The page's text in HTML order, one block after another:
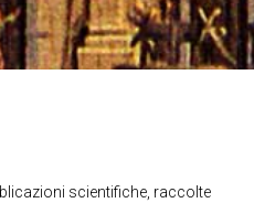
scientifiche, raccolte